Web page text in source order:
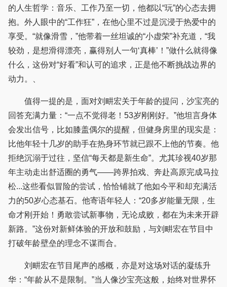
的人生哲学：音乐、工作乃至一切，他都以“玩”的心态去拥
抱。外人眼中的“工作狂”，在他心里不过是沉浸于热爱中的
享受。“就像滑雪，”他带着一丝坦诚的“小虚荣”补充道，“我
较劲，是想滑得漂亮，赢得别人一句‘真棒’！”做什么就得像
什么，这份对“好看”和认可的追求，正是他不断挑战边界的
动力。、
值得一提的是，面对刘畊宏关于年龄的提问，沙宝亮的
回答充满力量：“一点不觉得老！53岁刚刚好。”他坦言身体
会发出信号，比如膝盖偶尔的提醒，但健身房里的现实是：
比他年轻十几岁的助手在热身环节就已跟不上他的节奏。他
拒绝沉溺于过往，坚信“每天都是新生命”。尤其珍视40岁那
年主动走出舒适圈的勇气——跨界拍戏、奔赴高原完成马拉
松...这些看似冒险的尝试，恰恰铺就了他如今平和却充满活
力的50岁心态基石。他寄语年轻人：“20多岁能量无限，生
命才刚开始！勇敢尝试新事物，无论成败，都在为未来开辟
新路。”这份对新鲜体验的开放和鼓励，与刘畊宏在节目中
打破年龄壁垒的理念不谋而合。
刘畊宏在节目尾声的感概，亦是对这场对话的凝练升
华：“年龄从不是限制。”当人像沙宝亮这般，始终对世界怀